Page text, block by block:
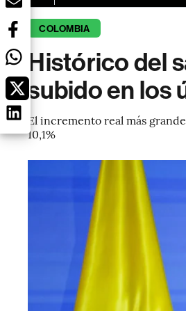
COLOMBIA
Histórico del
subido en los
El incremento real más
10,1%